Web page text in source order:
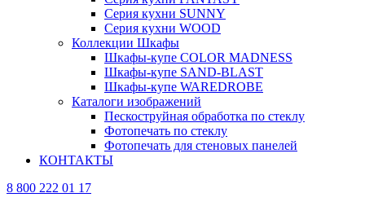
Серия кухни SUNNY
Серия кухни WOOD
Коллекции Шкафы
Шкафы-купе COLOR MADNESS
Шкафы-купе SAND-BLAST
Шкафы-купе WAREDROBE
Каталоги изображений
Пескоструйная обработка по стеклу
Фотопечать по стеклу
Фотопечать для стеновых панелей
КОНТАКТЫ
8 800 222 01 17